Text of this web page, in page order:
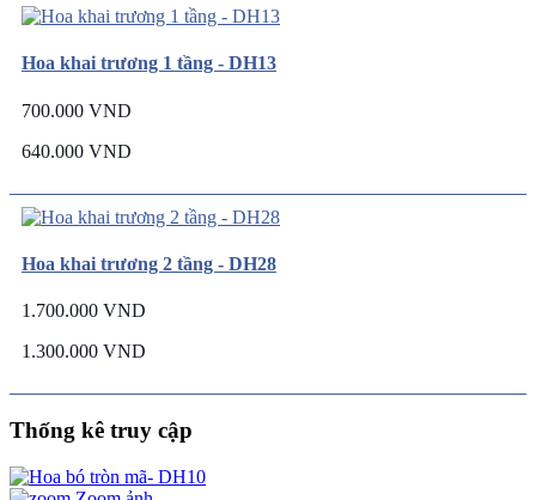
Hoa khai trương 1 tầng - DH13
700.000 VND
640.000 VND
Hoa khai trương 2 tầng - DH28
1.700.000 VND
1.300.000 VND
Thống kê truy cập